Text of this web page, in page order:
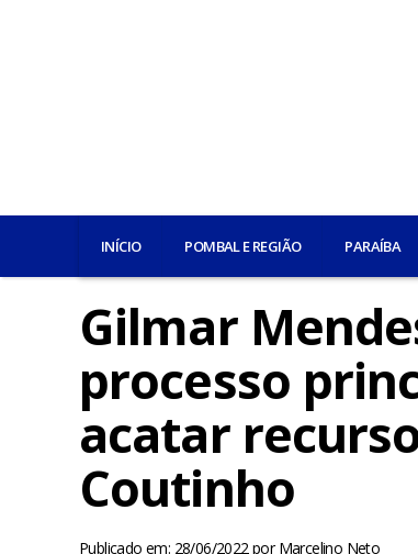
INÍCIO POMBAL E REGIÃO PARAÍBA
Gilmar
processo
acatar
Coutinho
Publicado em: 28/06/2022porMarcelino Neto